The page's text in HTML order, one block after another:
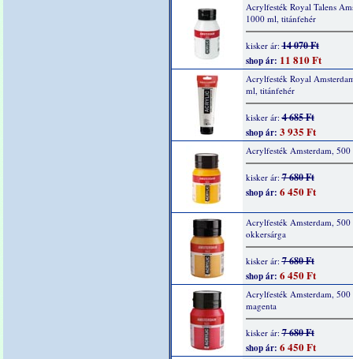
Acrylfesték Royal Talens
1000 ml, titánfehér
kisker ár:14 070 Ft
shop ár: 11 810 Ft
Acrylfesték Royal
ml, titánfehér
kisker ár:4 685 Ft
shop ár: 3 935 Ft
Acrylfesték Amsterdam, 500
kisker ár:7 680 Ft
shop ár: 6 450 Ft
Acrylfesték Amsterdam, 500
okkersárga
kisker ár:7 680 Ft
shop ár: 6 450 Ft
Acrylfesték Amsterdam, 500
magenta
kisker ár:7 680 Ft
shop ár: 6 450 Ft